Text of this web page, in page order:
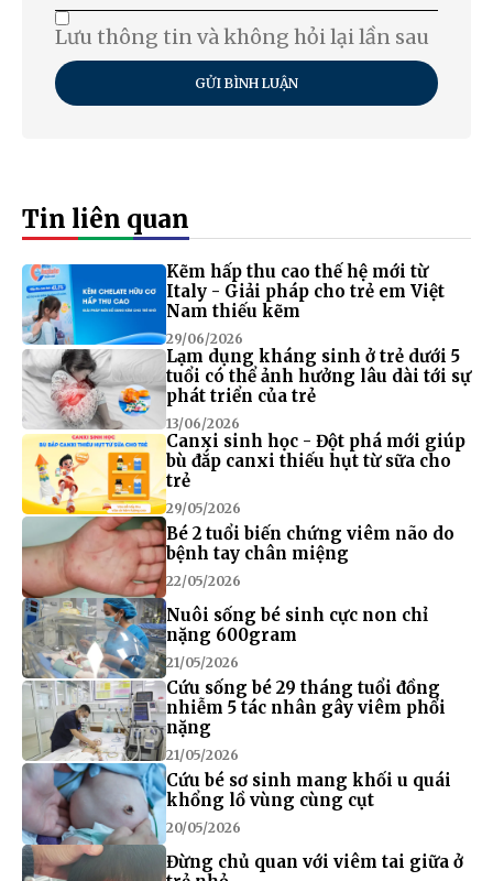
Lưu thông tin và không hỏi lại lần sau
GỬI BÌNH LUẬN
Tin liên quan
Kẽm hấp thu cao thế hệ mới từ
Italy - Giải pháp cho trẻ em Việt
Nam thiếu kẽm
29/06/2026
Lạm dụng kháng sinh ở trẻ dưới 5
tuổi có thể ảnh hưởng lâu dài tới sự
phát triển của trẻ
13/06/2026
Canxi sinh học - Đột phá mới giúp
bù đắp canxi thiếu hụt từ sữa cho
trẻ
29/05/2026
Bé 2 tuổi biến chứng viêm não do
bệnh tay chân miệng
22/05/2026
Nuôi sống bé sinh cực non chỉ
nặng 600gram
21/05/2026
Cứu sống bé 29 tháng tuổi đồng
nhiễm 5 tác nhân gây viêm phổi
nặng
21/05/2026
Cứu bé sơ sinh mang khối u quái
khổng lồ vùng cùng cụt
20/05/2026
Đừng chủ quan với viêm tai giữa ở